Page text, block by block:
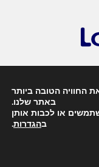
החוויה הטובה ביותר
באתר שלנו.
או לכבות אותן
בהגדרות.